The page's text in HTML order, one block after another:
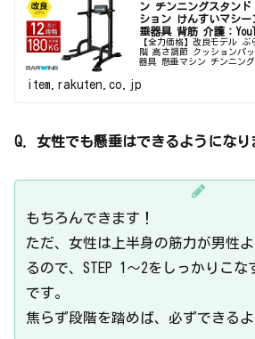
ン チンニングスタン
ション けんすいマシ
垂器具 背筋 介護：
【全力価格】改良モデル
階 高さ調節 クッションパ
器具 懸垂マシン チンニン
背筋 介護
item.rakuten.co.jp
Q. 女性でも懸垂はできるようになり
もちろんできます！
ただ、女性は上半身の筋力が男性
るので、STEP 1〜2をしっかりこな
です。
焦らず段階を踏めば、必ずできるよ